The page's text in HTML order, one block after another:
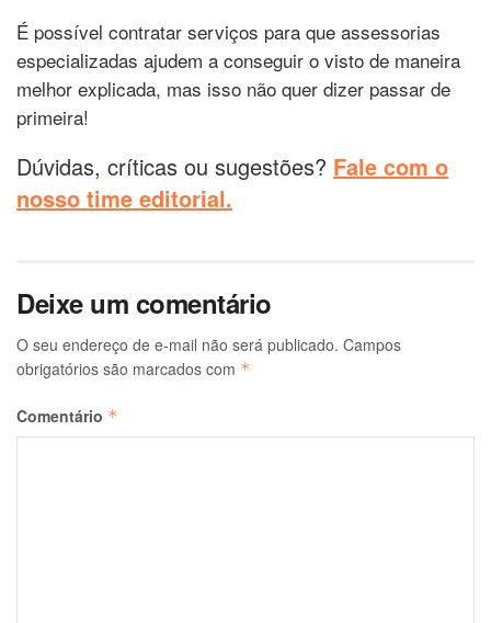
É possível contratar serviços para que assessorias
especializadas ajudem a conseguir o visto de maneira
melhor explicada, mas isso não quer dizer passar de
primeira!
Dúvidas, críticas ou sugestões? Fale com o
nosso time editorial.
Deixe um comentário
O seu endereço de e-mail não será publicado. Campos
obrigatórios são marcados com *
Comentário *